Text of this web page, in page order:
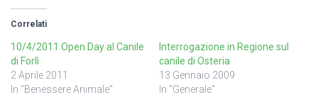
Correlati
10/4/2011 Open Day al Canile
di Forlì
2 Aprile 2011
In "Benessere Animale"
Interrogazione in Regione sul
canile di Osteria
13 Gennaio 2009
In "Generale"